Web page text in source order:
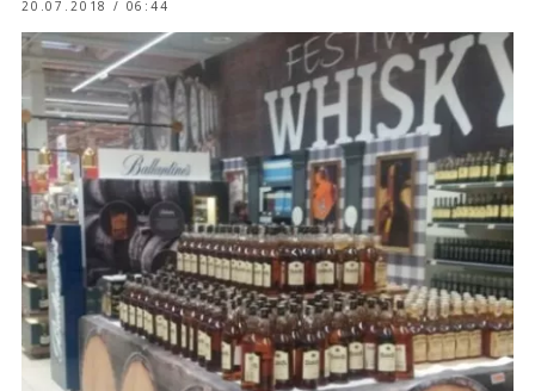
20.07.2018 / 06:44